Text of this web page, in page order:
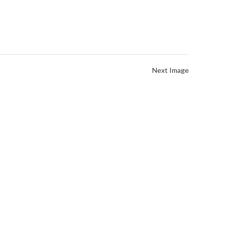
Next Image